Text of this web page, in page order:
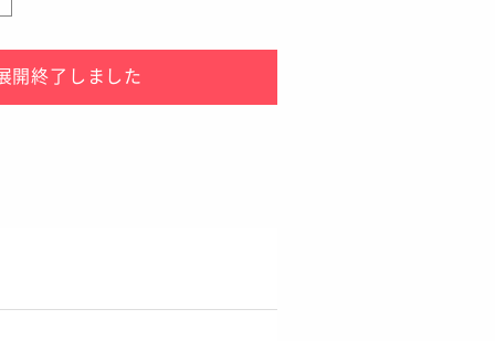
開終了しました